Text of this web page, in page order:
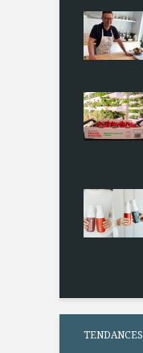
TENDANCES